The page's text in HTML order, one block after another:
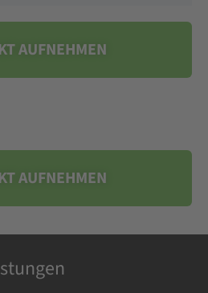
AUFNEHMEN
AUFNEHMEN